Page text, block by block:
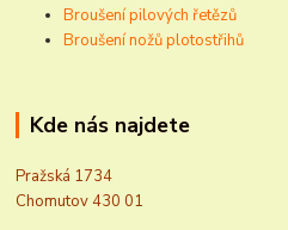
Broušení pilových řetězů
Broušení nožů plotostřihů
Kde nás najdete
Pražská 1734
Chomutov 430 01